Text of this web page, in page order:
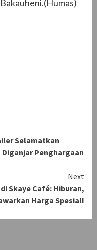
Selamatkan
Diganjar Penghargaan
Next
Skaye Café: Hiburan,
Harga Spesial!